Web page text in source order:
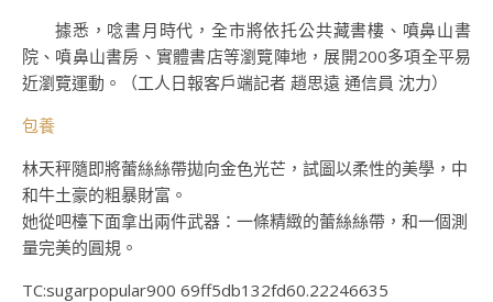
據悉，唸書月時代，全市將依托公共藏書樓、噴鼻山書
院、噴鼻山書房、實體書店等瀏覽陣地，展開200多項全平易
近瀏覽運動。（工人日報客戶端記者 趙思遠 通信員 沈力）
包養
林天秤隨即將蕾絲絲帶拋向金色光芒，試圖以柔性的美學，中
和牛土豪的粗暴財富。
她從吧檯下面拿出兩件武器：一條精緻的蕾絲絲帶，和一個測
量完美的圓規。
TC:sugarpopular900 69ff5db132fd60.22246635